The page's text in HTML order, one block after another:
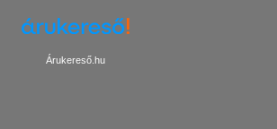
Árukereső.hu